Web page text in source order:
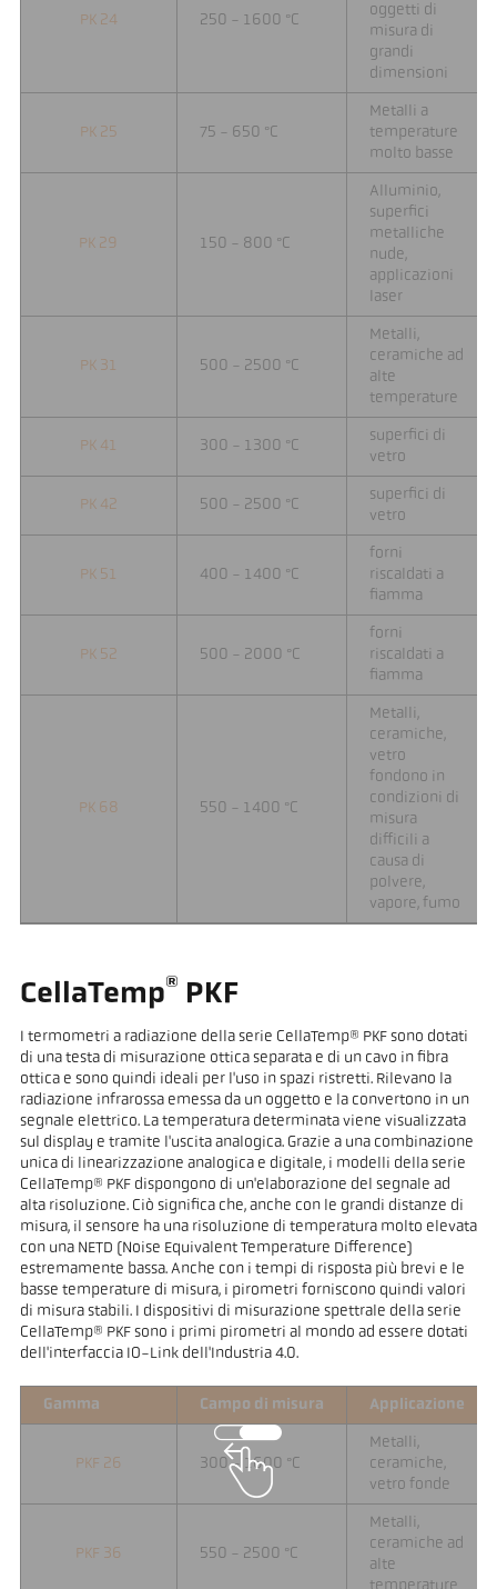
PK 24 250 - 1600 °C
oggetti di
misura di
grandi
dimensioni
PK 25 75 - 650 °C
Metalli a
temperature
molto basse
PK 29 150 - 800 °C
Alluminio,
superfici
metalliche
nude,
applicazioni
laser
PK 31 500 - 2500 °C
Metalli,
ceramiche ad
alte
temperature
PK 41 300 - 1300 °C
superfici di
vetro
PK 42 500 - 2500 °C
superfici di
vetro
PK 51 400 - 1400 °C
forni
riscaldati a
fiamma
PK 52 500 - 2000 °C
forni
riscaldati a
fiamma
PK 68 550 - 1400 °C
Metalli,
ceramiche,
vetro
fondono in
condizioni di
misura
difficili a
causa di
polvere,
vapore, fumo
CellaTemp® PKF
I termometri a radiazione della serie CellaTemp® PKF sono dotati
di una testa di misurazione ottica separata e di un cavo in fibra
ottica e sono quindi ideali per l'uso in spazi ristretti. Rilevano la
radiazione infrarossa emessa da un oggetto e la convertono in un
segnale elettrico. La temperatura determinata viene visualizzata
sul display e tramite l'uscita analogica. Grazie a una combinazione
unica di linearizzazione analogica e digitale, i modelli della serie
CellaTemp® PKF dispongono di un'elaborazione del segnale ad
alta risoluzione. Ciò significa che, anche con le grandi distanze di
misura, il sensore ha una risoluzione di temperatura molto elevata
con una NETD (Noise Equivalent Temperature Difference)
estremamente bassa. Anche con i tempi di risposta più brevi e le
basse temperature di misura, i pirometri forniscono quindi valori
di misura stabili. I dispositivi di misurazione spettrale della serie
CellaTemp® PKF sono i primi pirometri al mondo ad essere dotati
dell'interfaccia IO-Link dell'Industria 4.0.
Gamma Campo di misura Applicazione
PKF 26 300 - 1600 °C
Metalli,
ceramiche,
vetro fonde
PKF 36 550 - 2500 °C
Metalli,
ceramiche ad
alte